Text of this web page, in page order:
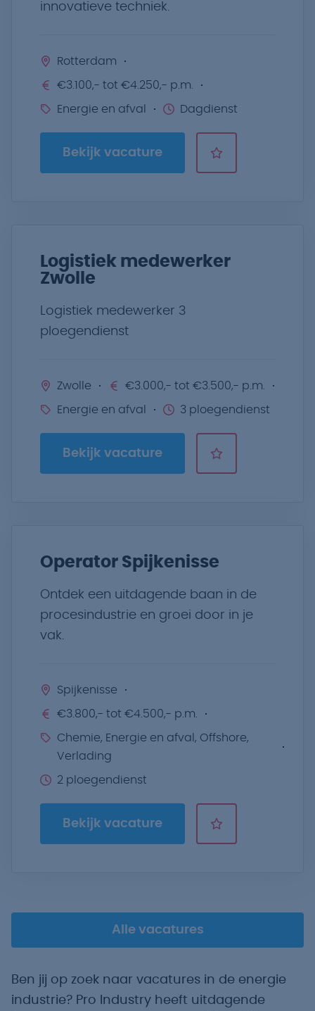
innovatieve techniek.
Rotterdam
€3.100,- tot €4.250,- p.m.
Energie en afval Dagdienst
Bekijk vacature
Logistiek medewerker
Zwolle
Logistiek medewerker 3
ploegendienst
Zwolle €3.000,- tot €3.500,- p.m.
Energie en afval 3 ploegendienst
Bekijk vacature
Operator Spijkenisse
Ontdek een uitdagende baan in de
procesindustrie en groei door in je
vak.
Spijkenisse
€3.800,- tot €4.500,- p.m.
Chemie, Energie en afval, Offshore,
Verlading
2 ploegendienst
Bekijk vacature
Alle vacatures
Ben jij op zoek naar vacatures in de energie
industrie? Pro Industry heeft uitdagende